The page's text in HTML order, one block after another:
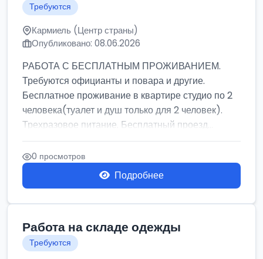
Требуются
Кармиель (Центр страны)
Опубликовано: 08.06.2026
РАБОТА С БЕСПЛАТНЫМ ПРОЖИВАНИЕМ.
Требуются официанты и повара и другие.
Бесплатное проживание в квартире студио по 2
человека(туалет и душ только для 2 человек).
Трехразовое питание. Бесплатный проезд...
0 просмотров
Подробнее
Работа на складе одежды
Требуются